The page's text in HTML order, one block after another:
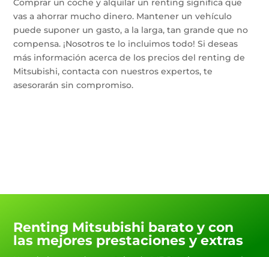
Comprar un coche y alquilar un renting significa que
vas a ahorrar mucho dinero. Mantener un vehículo
puede suponer un gasto, a la larga, tan grande que no
compensa. ¡Nosotros te lo incluimos todo! Si deseas
más información acerca de los precios del renting de
Mitsubishi, contacta con nuestros expertos, te
asesorarán sin compromiso.
Renting Mitsubishi barato y con
las mejores prestaciones y extras